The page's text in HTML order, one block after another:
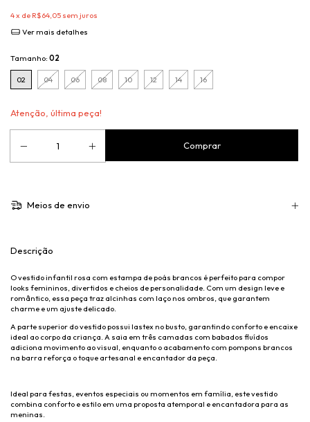
4x de R$64,05 sem juros
Ver mais detalhes
Tamanho: 02
02 04 06 08 10 12 14 16
Atenção, última peça!
Meios de envio
Descrição
O vestido infantil rosa com estampa de poás brancos é perfeito para compor
looks femininos, divertidos e cheios de personalidade. Com um design leve e
romântico, essa peça traz alcinhas com laço nos ombros, que garantem
charme e um ajuste delicado.
A parte superior do vestido possui lastex no busto, garantindo conforto e encaixe
ideal ao corpo da criança. A saia em três camadas com babados fluídos
adiciona movimento ao visual, enquanto o acabamento com pompons brancos
na barra reforça o toque artesanal e encantador da peça.
Ideal para festas, eventos especiais ou momentos em família, este vestido
combina conforto e estilo em uma proposta atemporal e encantadora para as
meninas.